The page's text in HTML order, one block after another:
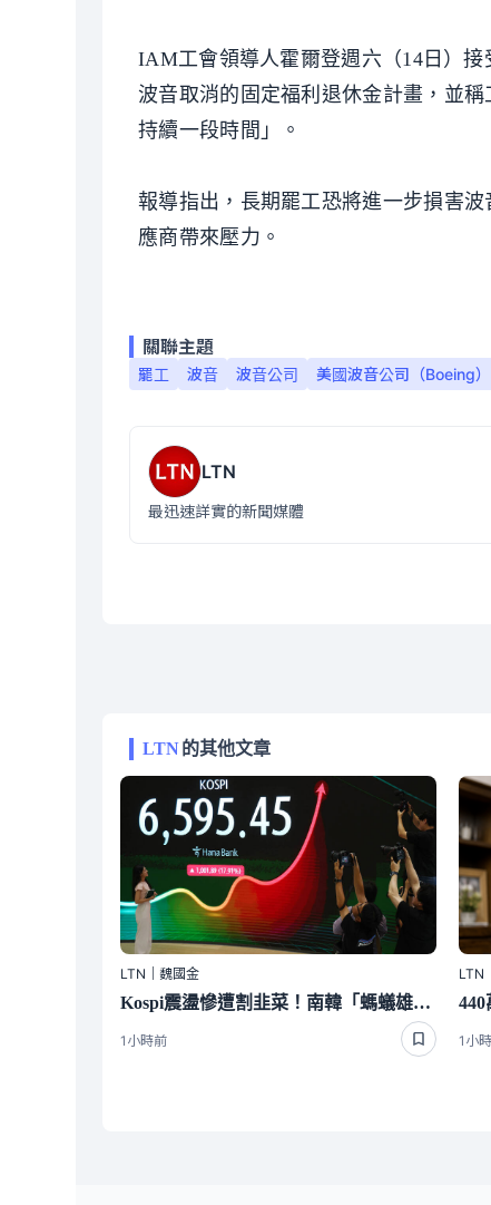
IAM工會領導人霍爾登週六（14日）
波音取消的固定福利退休金計畫，並
持續一段時間」。
報導指出，長期罷工恐將進一步損害
應商帶來壓力。
關聯主題
罷工 波音 波音公司 美國波音公司（Boeing）
LTN
最迅速詳實的新聞媒體
LTN的其他文章
LTN｜魏國金
Kospi震盪慘遭割韭菜！南韓「螞蟻雄兵」再度湧入華爾街
1小時前
LTN
1小